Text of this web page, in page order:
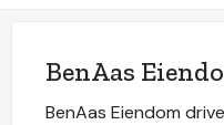
BenAas
BenAas Eiendom